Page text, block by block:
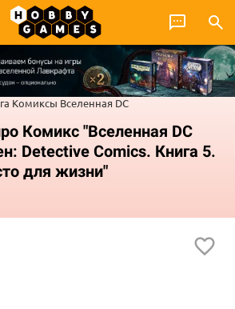
Комиксы Вселенная DC
Комикс "Вселенная DC
Detective Comics. Книга 5.
для жизни"